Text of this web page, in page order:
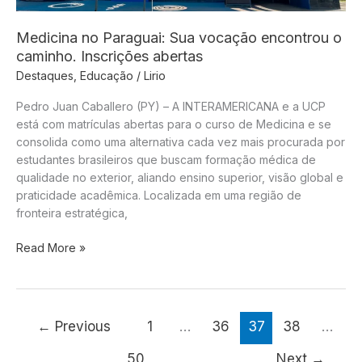
briga
e
golaços
Química
Arena
Medicina no Paraguai: Sua vocação encontrou o
caminho. Inscrições abertas
Destaques Educação / Lirio
Pedro Juan Caballero (PY) – A INTERAMERICANA e a UCP
está com matrículas abertas para o curso de Medicina e se
consolida como uma alternativa cada vez mais procurada por
estudantes brasileiros que buscam formação médica de
qualidade no exterior, aliando ensino superior, visão global e
praticidade acadêmica. Localizada em uma região de
fronteira estratégica,
Medicina
vocação
encontrou
Read More »
← Previous 1 … 36 37 38
…
50
Next →